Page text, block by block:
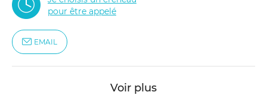
pour être appelé
EMAIL
Voir plus